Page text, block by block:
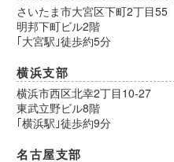
さいたま市大宮区下町2丁目55
明邦下町ビル2階
｢大宮駅｣徒歩約5分
横浜支部
横浜市西区北幸2丁目10-27
東武立野ビル8階
｢横浜駅｣徒歩約9分
名古屋支部